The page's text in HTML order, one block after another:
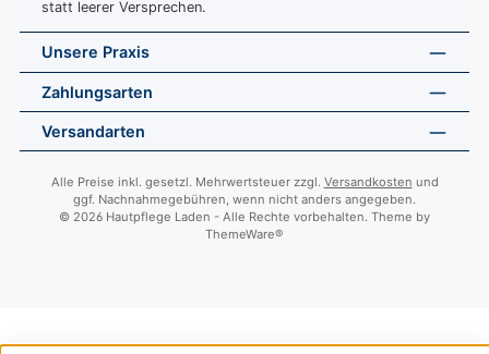
statt leerer Versprechen.
Unsere Praxis
Zahlungsarten
Versandarten
Alle Preise inkl. gesetzl. Mehrwertsteuer zzgl. Versandkosten und
ggf. Nachnahmegebühren, wenn nicht anders angegeben.
© 2026 Hautpflege Laden - Alle Rechte vorbehalten. Theme by
ThemeWare®